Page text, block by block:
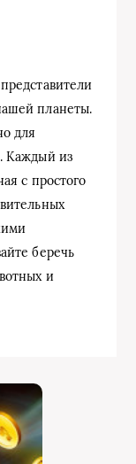
планеты.
для
Каждый из
с простого
беречь
и